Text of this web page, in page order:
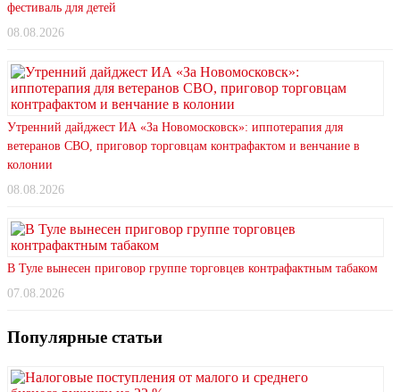
фестиваль для детей
08.08.2026
Утренний дайджест ИА «За Новомосковск»: иппотерапия для
ветеранов СВО, приговор торговцам контрафактом и венчание в
колонии
08.08.2026
В Туле вынесен приговор группе торговцев контрафактным табаком
07.08.2026
Популярные статьи